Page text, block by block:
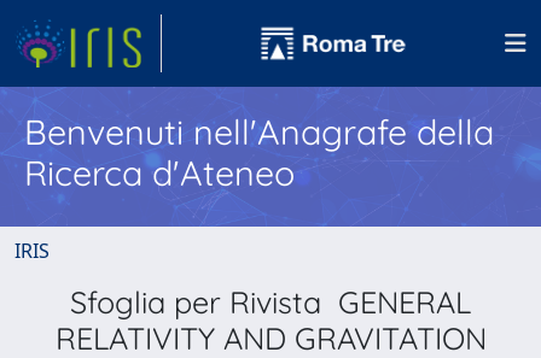
Benvenuti nell'Anagrafe della
Ricerca d'Ateneo
IRIS
Sfoglia per Rivista GENERAL
RELATIVITY AND GRAVITATION